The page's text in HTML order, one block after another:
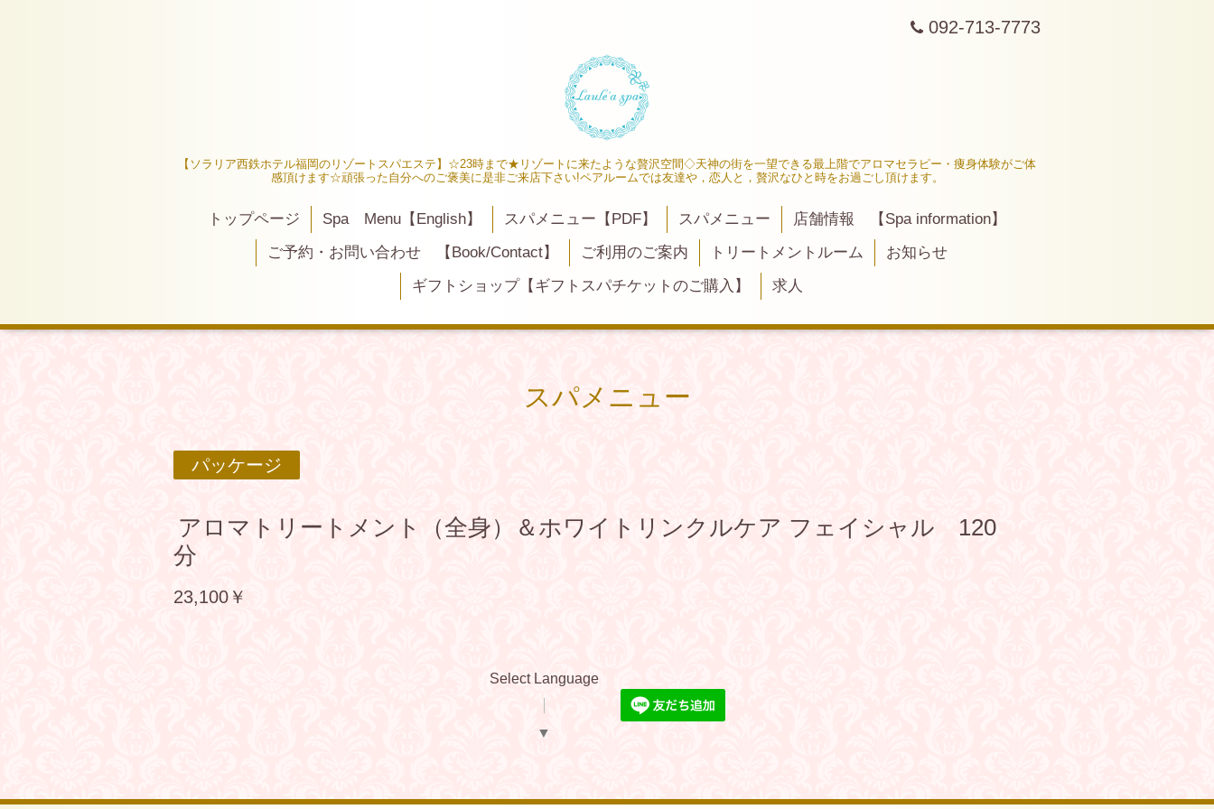
092-713-7773
【ソラリア西鉄ホテル福岡のリゾートスパエステ】☆23時まで★リゾートに来たような贅沢空間◇天神の街を一望できる最上階でアロマセラピー・痩身体験がご体
感頂けます☆頑張った自分へのご褒美に是非ご来店下さい!ペアルームでは友達や，恋人と，贅沢なひと時をお過ごし頂けます。
トップページ Spa Menu【English】 スパメニュー【PDF】 スパメニュー
店舗情報 【Spa information】
ご予約・お問い合わせ 【Book/Contact】
ご利用のご案内 トリートメントルーム
お知らせ
ギフトショップ【ギフトスパチケットのご購入】
求人
スパメニュー
パッケージ
アロマトリートメント（全身）＆ホワイトリンクルケア フェイシャル 120
分
23,100￥
Select Language
▼